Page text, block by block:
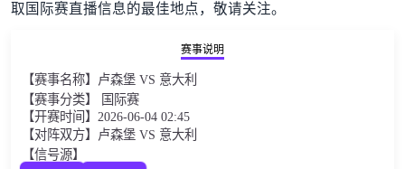
取国际赛直播信息的最佳地点，敬请关注。
赛事说明
【赛事名称】卢森堡 VS 意大利
【赛事分类】 国际赛
【开赛时间】2026-06-04 02:45
【对阵双方】卢森堡 VS 意大利
【信号源】